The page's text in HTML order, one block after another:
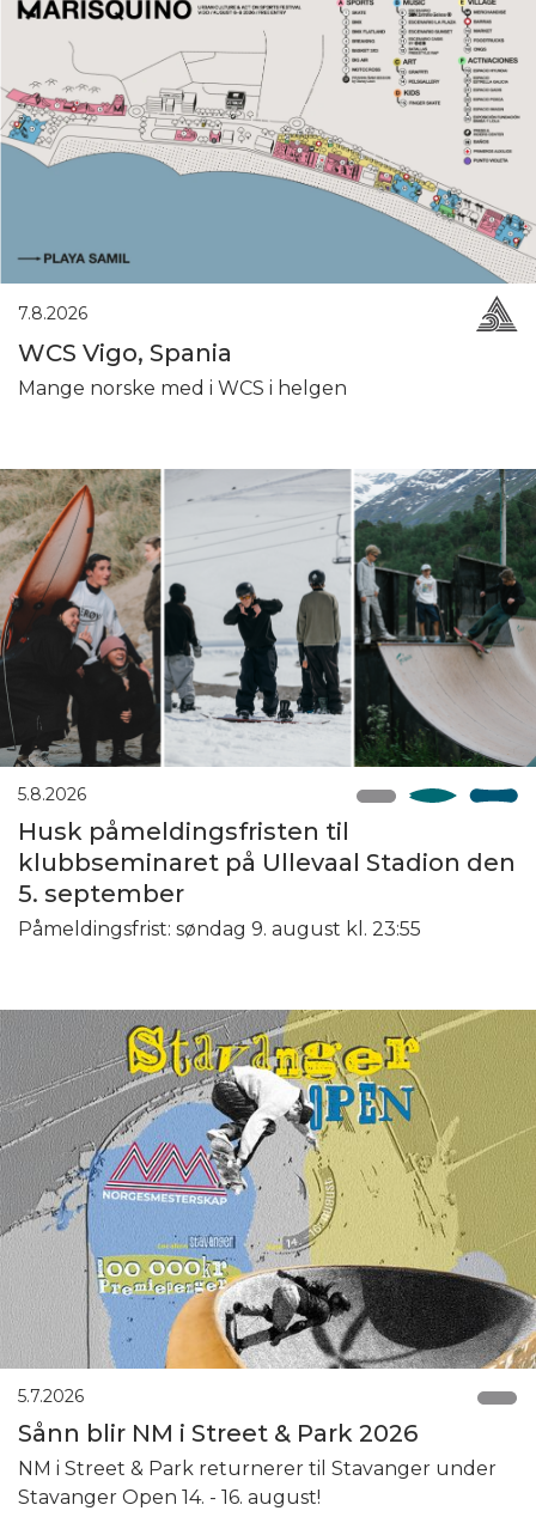
7.8.2026
WCS Vigo, Spania
Mange norske med i WCS i helgen
5.8.2026
Husk påmeldingsfristen til
klubbseminaret på Ullevaal Stadion den
5. september
Påmeldingsfrist: søndag 9. august kl. 23:55
5.7.2026
Sånn blir NM i Street & Park 2026
NM i Street & Park returnerer til Stavanger under
Stavanger Open 14. - 16. august!